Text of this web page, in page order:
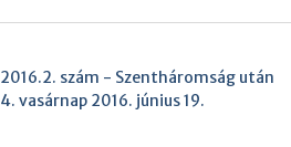
2016.2. szám - Szentháromság után
4. vasárnap 2016. június 19.